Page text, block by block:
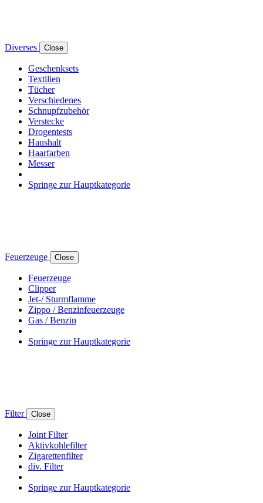
Diverses Close
Geschenksets
Textilien
Tücher
Verschiedenes
Schnupfzubehör
Verstecke
Drogentests
Haushalt
Haarfarben
Messer
Springe zur Hauptkategorie
Feuerzeuge Close
Feuerzeuge
Clipper
Jet-/ Sturmflamme
Zippo / Benzinfeuerzeuge
Gas / Benzin
Springe zur Hauptkategorie
Filter Close
Joint Filter
Aktivkohlefilter
Zigarettenfilter
div. Filter
Springe zur Hauptkategorie